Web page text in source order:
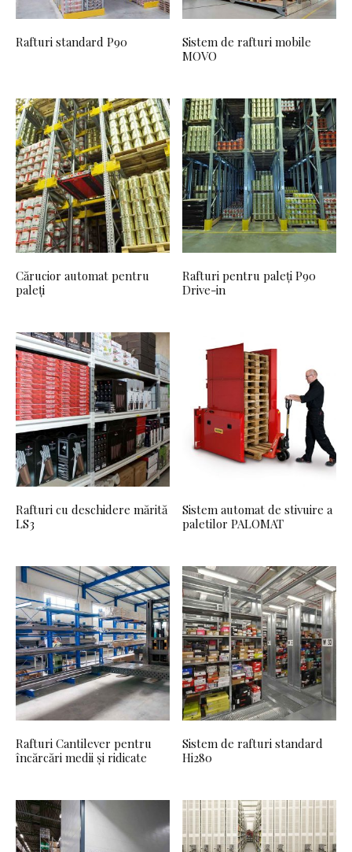
Rafturi standard P90
Sistem de rafturi mobile
MOVO
Cărucior automat pentru
paleți
Rafturi pentru paleți P90
Drive-in
Rafturi cu deschidere mărită
LS3
Sistem automat de stivuire a
paletilor PALOMAT
Rafturi Cantilever pentru
încărcări medii și ridicate
Sistem de rafturi standard
Hi280